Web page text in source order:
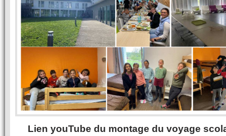
Lien youTube du montage du voyage